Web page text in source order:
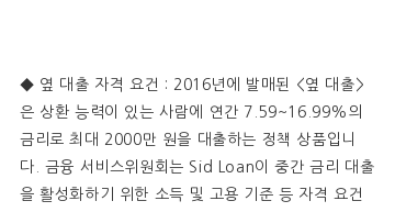
◆ 옆 대출 자격 요건 : 2016년에 발매된 <옆 대출>
은 상환 능력이 있는 사람에 연간 7.59~16.99%의
금리로 최대 2000만 원을 대출하는 정책 상품입니
다. 금융 서비스위원회는 Sid Loan이 중간 금리 대출
을 활성화하기 위한 소득 및 고용 기준 등 자격 요건